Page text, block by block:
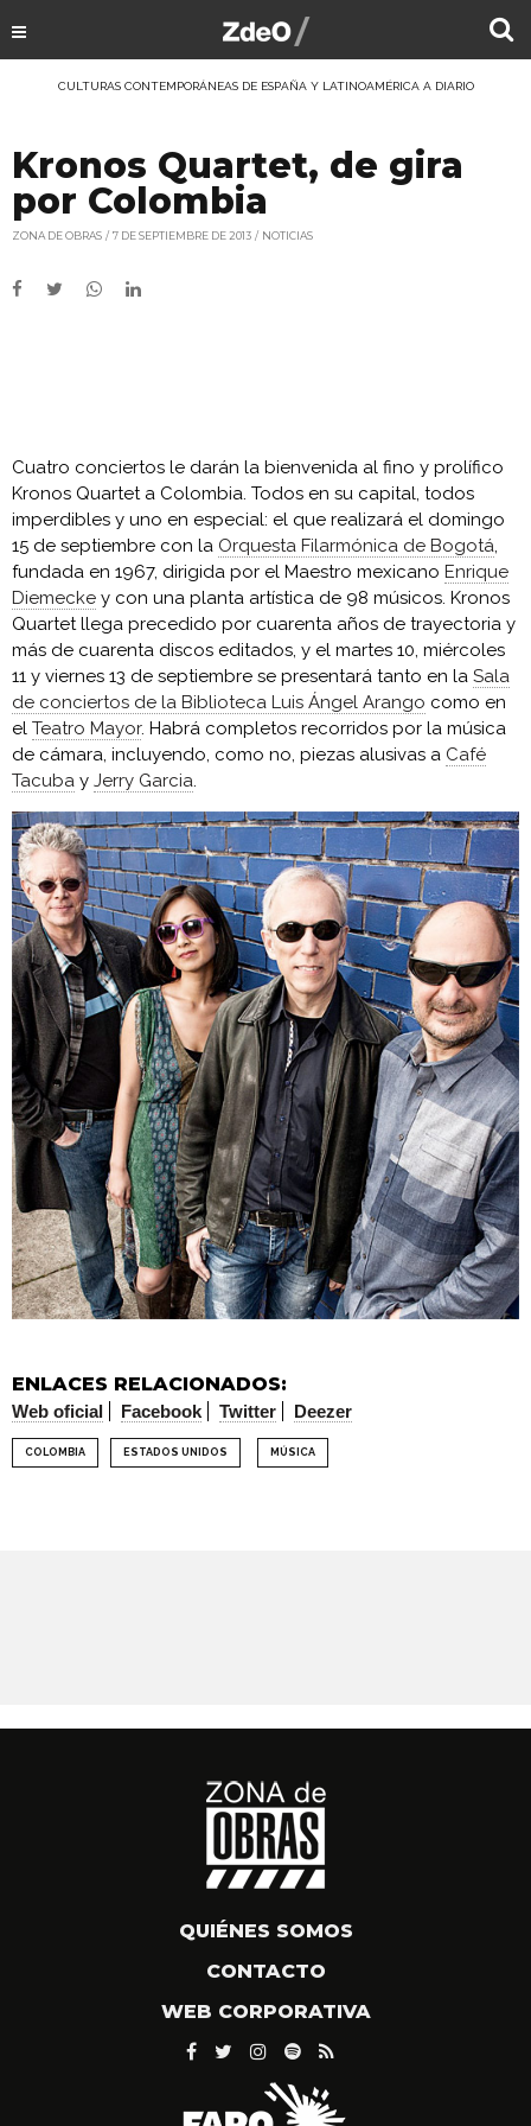
CULTURAS CONTEMPORÁNEAS DE ESPAÑA Y LATINOAMÉRICA A DIARIO
Kronos Quartet, de gira
por Colombia
ZONA DE OBRAS 7 DE SEPTIEMBRE DE 2013 NOTICIAS
Cuatro conciertos le darán la bienvenida al fino y prolífico
Kronos Quartet a Colombia. Todos en su capital, todos
imperdibles y uno en especial: el que realizará el domingo
15 de septiembre con la Orquesta Filarmónica de Bogotá,
fundada en 1967, dirigida por el Maestro mexicano Enrique
Diemecke y con una planta artística de 98 músicos. Kronos
Quartet llega precedido por cuarenta años de trayectoria y
más de cuarenta discos editados, y el martes 10, miércoles
11 y viernes 13 de septiembre se presentará tanto en la Sala
de conciertos de la Biblioteca Luis Ángel Arango como en
el Teatro Mayor. Habrá completos recorridos por la música
de cámara, incluyendo, como no, piezas alusivas a Café
Tacuba y Jerry Garcia.
ENLACES RELACIONADOS:
Web oficial Facebook Twitter Deezer
COLOMBIA ESTADOS UNIDOS MÚSICA
QUIÉNES SOMOS
CONTACTO
WEB CORPORATIVA